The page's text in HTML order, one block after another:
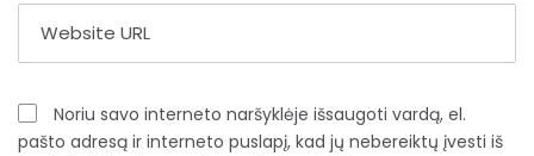
Noriu savo interneto naršyklėje išsaugoti vardą, el.
pašto adresą ir interneto puslapį, kad jų nebereiktų įvesti iš